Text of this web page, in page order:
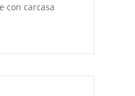
con carcasa